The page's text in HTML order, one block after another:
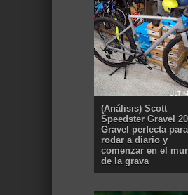
(Análisis) Scott
Speedster Gravel
Gravel perfecta para
rodar a diario y
comenzar en el
de la grava